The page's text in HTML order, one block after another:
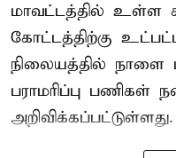
மாவட்டத்தில் உள்ள
கோட்டத்திற்கு
நிலையத்தில் நாளை
பராமரிப்பு
அறிவிக்கப்பட்டுள்ளது.